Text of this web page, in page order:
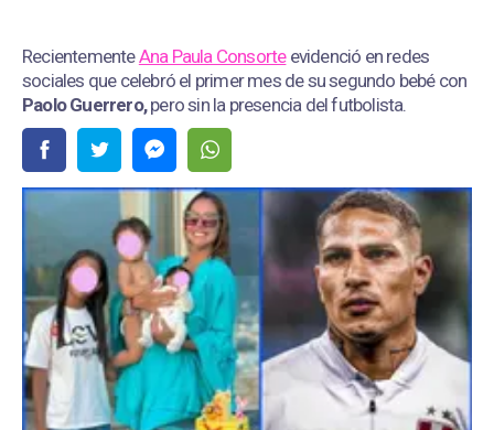
RecientementeAna Paula Consorteevidenció en redes
sociales que celebró el primer mes de su segundo bebé con
Paolo Guerrero,pero sin la presencia del futbolista.